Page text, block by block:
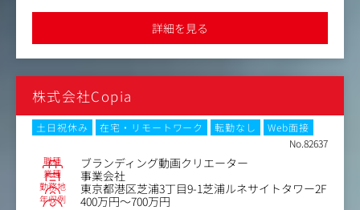
を使用して作成し、適時依頼者に提示 など
詳細を見る
株式会社Copia
土日祝休み 在宅・リモートワーク 転勤なし
Web面接
No.82637
職種 ブランディング動画クリエーター
業種 事業会社
勤務地 東京都港区芝浦3丁目9-1芝浦ルネサイトタワー2F
年収例
400万円～700万円